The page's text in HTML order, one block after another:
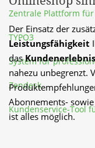
Zentrale Plattform
TYPO3
System für
Zendesk
Kundenservice-Tool
Leistungsfähigkeit
das
nahezu unbegrenzt.
Abonnements-
ist alles möglich.